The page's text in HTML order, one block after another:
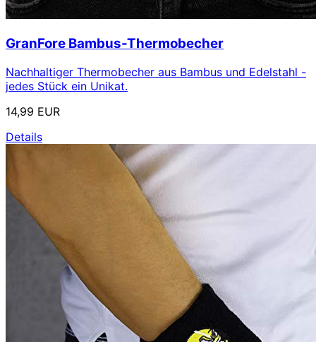
GranFore Bambus-Thermobecher
Nachhaltiger Thermobecher aus Bambus und Edelstahl -
jedes Stück ein Unikat.
14,99 EUR
Details